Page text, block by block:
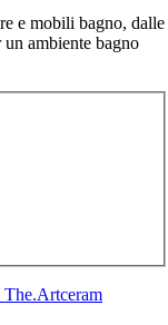
e mobili bagno, dalle
ambiente bagno